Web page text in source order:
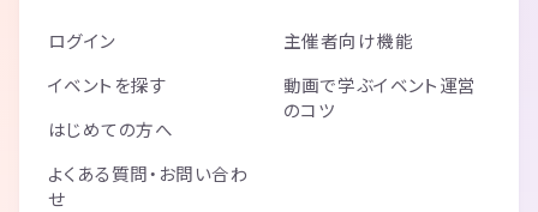
ログイン
イベントを探す
はじめての方へ
よくある質問・お問い合わ
せ
主催者向け機能
動画で学ぶイベント運営
のコツ